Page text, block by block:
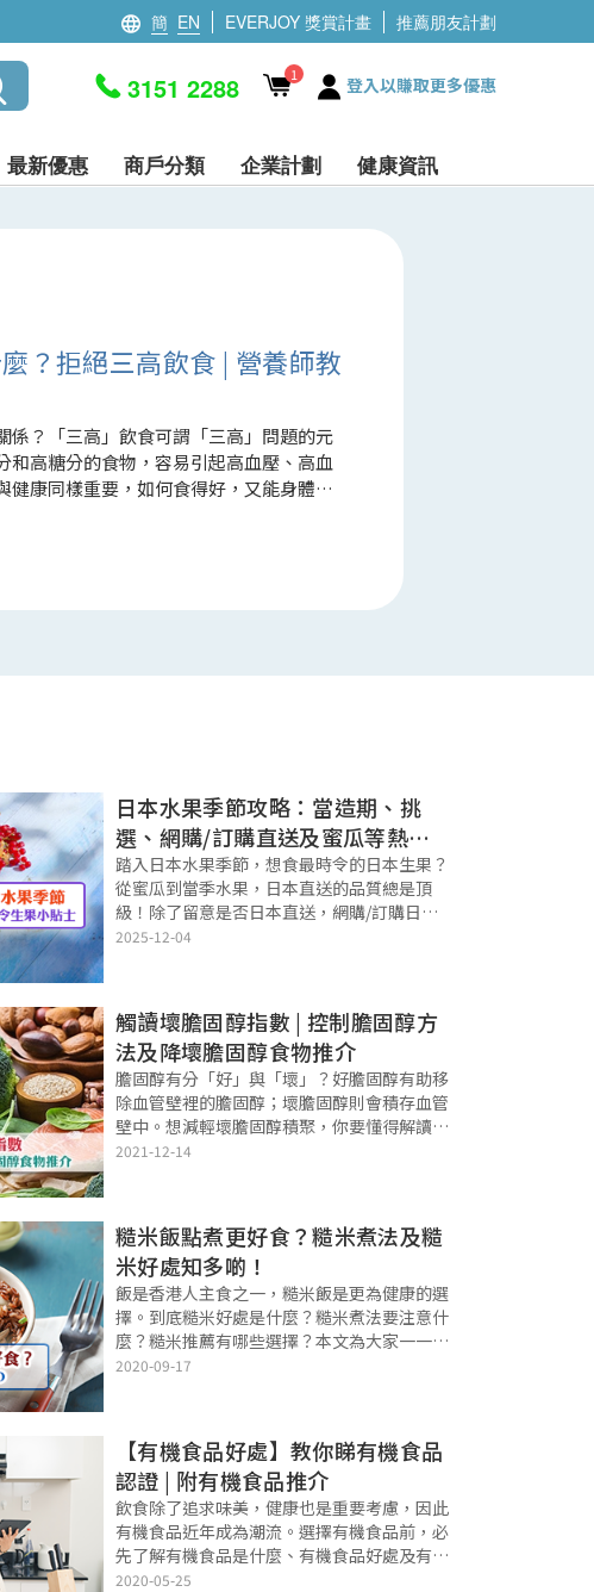
簡 EN EVERJOY 獎賞計畫 推薦朋友計劃
3151 2288 1 登入以賺取更多優惠
最新優惠 商戶分類 企業計劃 健康資訊
？拒絕三高飲食 | 營養師教
係？「三高」飲食可謂「三高」問題的元
和高糖分的食物，容易引起高血壓、高血
健康同樣重要，如何食得好，又能身體
食物」吧！ 三高食物與心臟病的關係 三
日本水果季節攻略：當造期、挑
選、網購/訂購直送及蜜瓜等熱門
生果
踏入日本水果季節，想食最時令的日本生果？
從蜜瓜到當季水果，日本直送的品質總是頂
級！除了留意是否日本直送，網購/訂購日本
水果時還有哪些日本水果當造貼士要知？本文
錄
2025-12-04
觸讀壞膽固醇指數 | 控制膽固醇方
法及降壞膽固醇食物推介
膽固醇有分「好」與「壞」？好膽固醇有助移
除血管壁裡的膽固醇；壞膽固醇則會積存血管
壁中。想減輕壞膽固醇積聚，你要懂得解讀壞
膽固醇指數，加上正確的控制膽固醇方法──
2021-12-14
糙米飯點煮更好食？糙米煮法及糙
米好處知多啲！
飯是香港人主食之一，糙米飯是更為健康的選
擇。到底糙米好處是什麼？糙米煮法要注意什
麼？糙米推薦有哪些選擇？本文為大家一一介
紹，仲會話你知糙米飯哪裡買方便又有優惠，
2020-09-17
【有機食品好處】教你睇有機食品
認證 | 附有機食品推介
飲食除了追求味美，健康也是重要考慮，因此
有機食品近年成為潮流。選擇有機食品前，必
先了解有機食品是什麼、有機食品好處及有機
食品認證，本篇為大家一一介紹。最後推介有
2020-05-25